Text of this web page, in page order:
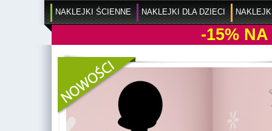
NAKLEJKI ŚCIENNE NAKLEJKI DLA DZIECI
-15% NA